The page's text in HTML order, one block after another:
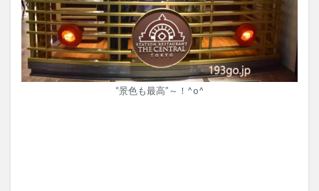
“景色も最高”～！^o^